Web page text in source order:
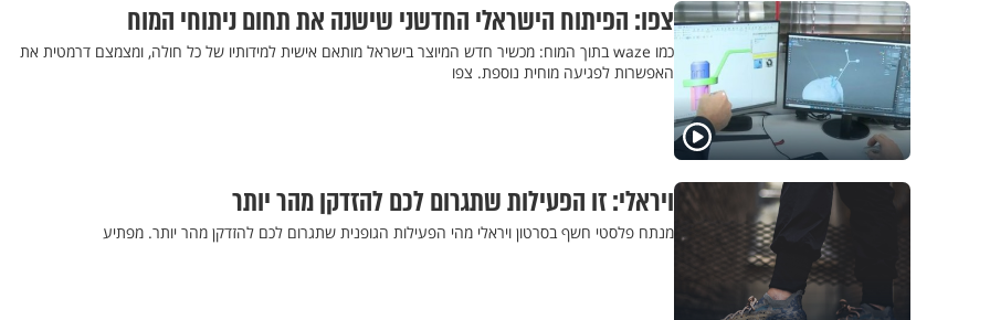
צפו: הפיתוח הישראלי החדשני שישנה את תחום ניתוחי המוח
כמו waze בתוך המוח: מכשיר חדש המיוצר בישראל מותאם אישית למידותיו של כל חולה, ומצמצם דרמטית את
האפשרות לפגיעה מוחית נוספת. צפו
ויראלי: זו הפעילות שתגרום לכם להזדקן מהר יותר
מנתח פלסטי חשף בסרטון ויראלי מהי הפעילות הגופנית שתגרום לכם להזדקן מהר יותר. מפתיע